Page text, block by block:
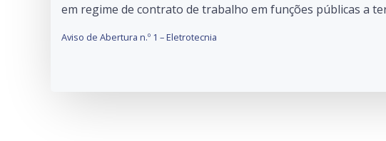
em regime de contrato de trabalho em funções públicas a
Aviso de Abertura n.º 1 – Eletrotecnia